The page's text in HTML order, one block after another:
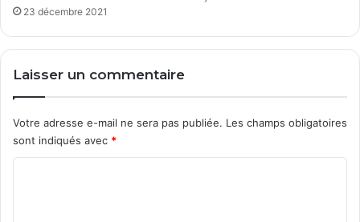
23 décembre 2021
Laisser un commentaire
Votre adresse e-mail ne sera pas publiée. Les champs obligatoires
sont indiqués avec *